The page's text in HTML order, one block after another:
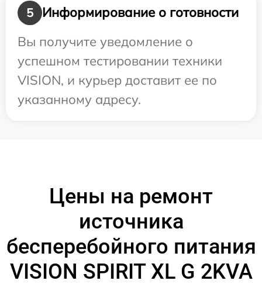
5
Информирование о готовности
Вы получите уведомление о
успешном тестировании техники
VISION, и курьер доставит ее по
указанному адресу.
Цены на ремонт
источника
бесперебойного питания
VISION SPIRIT XL G 2KVA